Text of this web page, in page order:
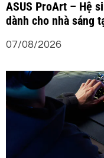
à
v
i
ASUS ProArt – Hệ
dành cho nhà sáng
07/08/2026